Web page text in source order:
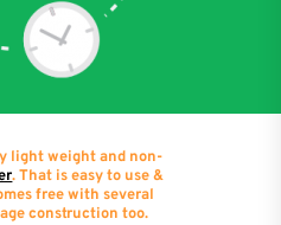
light weight and non-
. That is easy to use &
free with several
construction too.